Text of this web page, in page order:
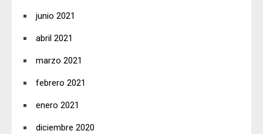
junio 2021
abril 2021
marzo 2021
febrero 2021
enero 2021
diciembre 2020